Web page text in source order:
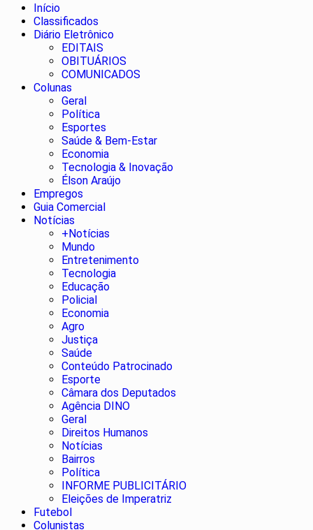
Início
Classificados
Diário Eletrônico
EDITAIS
OBITUÁRIOS
COMUNICADOS
Colunas
Geral
Política
Esportes
Saúde & Bem-Estar
Economia
Tecnologia & Inovação
Élson Araújo
Empregos
Guia Comercial
Notícias
+Notícias
Mundo
Entretenimento
Tecnologia
Educação
Policial
Economia
Agro
Justiça
Saúde
Conteúdo Patrocinado
Esporte
Câmara dos Deputados
Agência DINO
Geral
Direitos Humanos
Notícias
Bairros
Política
INFORME PUBLICITÁRIO
Eleições de Imperatriz
Futebol
Colunistas